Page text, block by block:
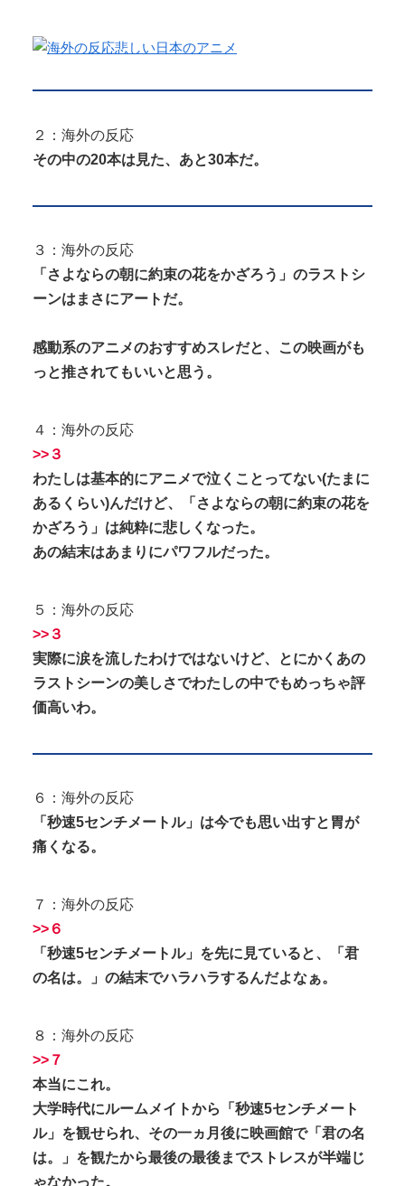
２：海外の反応
その中の20本は見た、あと30本だ。
３：海外の反応
「さよならの朝に約束の花をかざろう」のラストシ
ーンはまさにアートだ。
感動系のアニメのおすすめスレだと、この映画がも
っと推されてもいいと思う。
４：海外の反応
>>３
わたしは基本的にアニメで泣くことってない(たまに
あるくらい)んだけど、「さよならの朝に約束の花を
かざろう」は純粋に悲しくなった。
あの結末はあまりにパワフルだった。
５：海外の反応
>>３
実際に涙を流したわけではないけど、とにかくあの
ラストシーンの美しさでわたしの中でもめっちゃ評
価高いわ。
６：海外の反応
「秒速5センチメートル」は今でも思い出すと胃が
痛くなる。
７：海外の反応
>>６
「秒速5センチメートル」を先に見ていると、「君
の名は。」の結末でハラハラするんだよなぁ。
８：海外の反応
>>７
本当にこれ。
大学時代にルームメイトから「秒速5センチメート
ル」を観せられ、その一ヵ月後に映画館で「君の名
は。」を観たから最後の最後までストレスが半端じ
ゃなかった。